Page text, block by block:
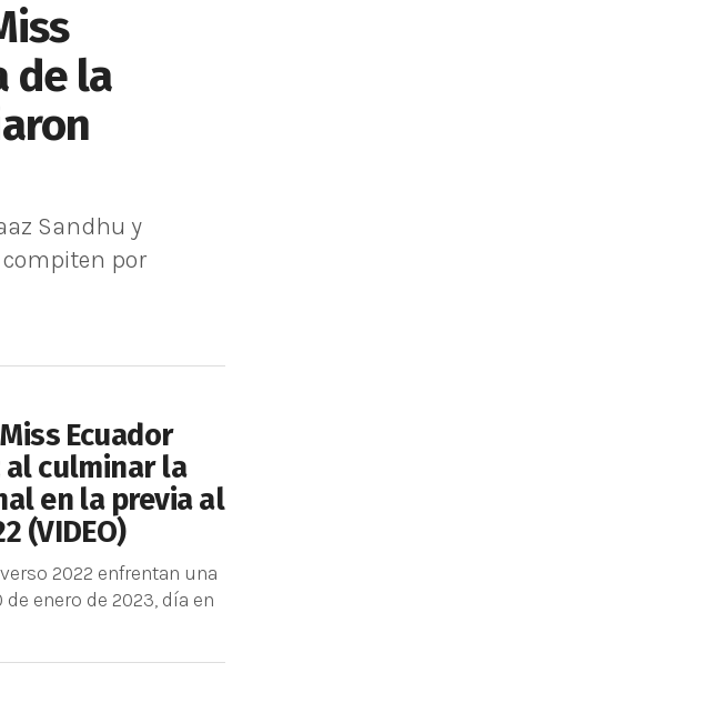
de la
Sandhu y
por
Ecuador
al culminar la
en la previa al
(VIDEO)
2022 enfrentan una
enero de 2023, día en